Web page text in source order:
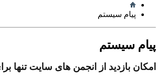
پیام سیستم
پیام سیستم
امکان بازدید از انجمن های سایت تنها